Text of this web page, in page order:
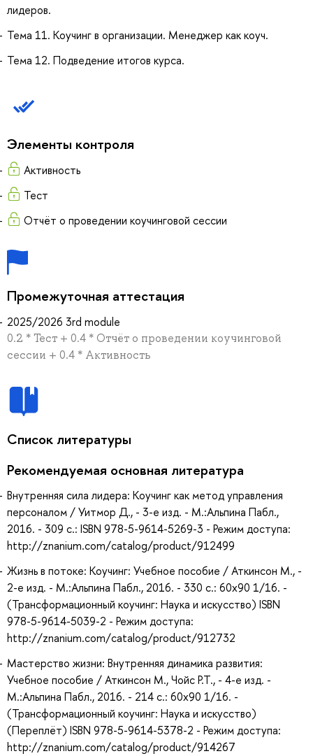
лидеров.
Тема 11. Коучинг в организации. Менеджер как коуч.
Тема 12. Подведение итогов курса.
Элементы контроля
Активность
Тест
Отчёт о проведении коучинговой сессии
Промежуточная аттестация
2025/2026 3rd module
0.2 * Тест + 0.4 * Отчёт о проведении коучинговой
сессии + 0.4 * Активность
Список литературы
Рекомендуемая основная литература
Внутренняя сила лидера: Коучинг как метод управления
персоналом / Уитмор Д., - 3-е изд. - М.:Альпина Пабл.,
2016. - 309 с.: ISBN 978-5-9614-5269-3 - Режим доступа:
http://znanium.com/catalog/product/912499
Жизнь в потоке: Коучинг: Учебное пособие / Аткинсон М., -
2-е изд. - М.:Альпина Пабл., 2016. - 330 с.: 60x90 1/16. -
(Трансформационный коучинг: Наука и искусство) ISBN
978-5-9614-5039-2 - Режим доступа:
http://znanium.com/catalog/product/912732
Мастерство жизни: Внутренняя динамика развития:
Учебное пособие / Аткинсон М., Чойс Р.Т., - 4-е изд. -
М.:Альпина Пабл., 2016. - 214 с.: 60x90 1/16. -
(Трансформационный коучинг: Наука и искусство)
(Переплёт) ISBN 978-5-9614-5378-2 - Режим доступа:
http://znanium.com/catalog/product/914267